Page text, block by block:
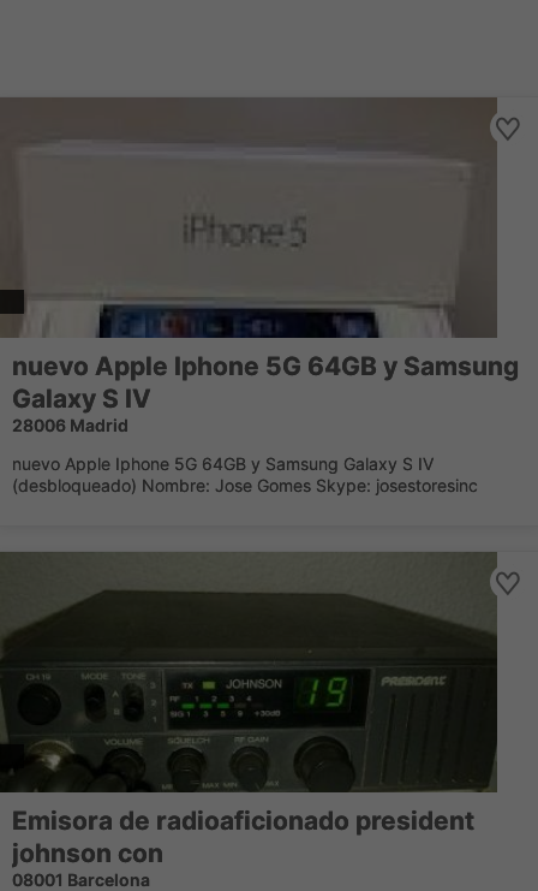
nuevo Apple Iphone 5G 64GB y Samsung
Galaxy S IV
28006 Madrid
nuevo Apple Iphone 5G 64GB y Samsung Galaxy S IV
(desbloqueado) Nombre: Jose Gomes Skype: josestoresinc
Emisora de radioaficionado president
johnson con
08001 Barcelona